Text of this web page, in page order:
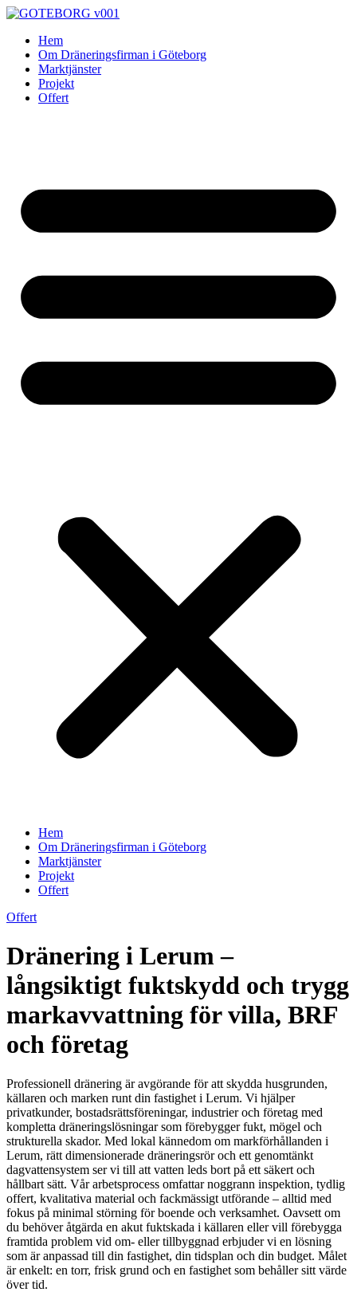
Skip
contentHem
Om Dräneringsfirman i Göteborg
Marktjänster
Projekt
Offert
Hem
Om Dräneringsfirman i Göteborg
Marktjänster
Projekt
Offert
Offert
Dränering i Lerum –
långsiktigt fuktskydd och trygg
markavvattning för villa, BRF
och företag
Professionell dränering är avgörande för att skydda husgrunden,
källaren och marken runt din fastighet i Lerum. Vi hjälper
privatkunder, bostadsrättsföreningar, industrier och företag med
kompletta dräneringslösningar som förebygger fukt, mögel och
strukturella skador. Med lokal kännedom om markförhållanden i
Lerum, rätt dimensionerade dräneringsrör och ett genomtänkt
dagvattensystem ser vi till att vatten leds bort på ett säkert och
hållbart sätt. Vår arbetsprocess omfattar noggrann inspektion, tydlig
offert, kvalitativa material och fackmässigt utförande – alltid med
fokus på minimal störning för boende och verksamhet. Oavsett om
du behöver åtgärda en akut fuktskada i källaren eller vill förebygga
framtida problem vid om- eller tillbyggnad erbjuder vi en lösning
som är anpassad till din fastighet, din tidsplan och din budget. Målet
är enkelt: en torr, frisk grund och en fastighet som behåller sitt värde
över tid.